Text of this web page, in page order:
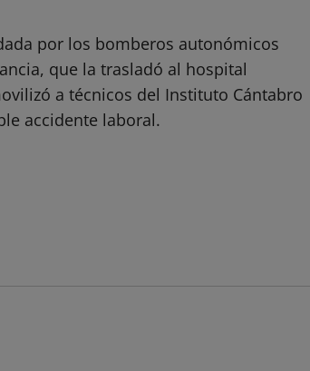
por los bomberos autonómicos
que la trasladó al hospital
a técnicos del Instituto Cántabro
accidente laboral.